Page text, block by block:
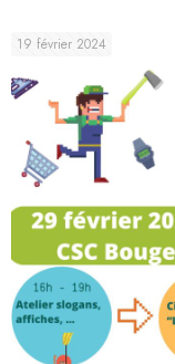
19 février 2024